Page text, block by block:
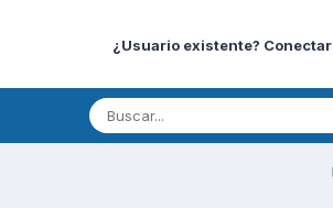
¿Usuario existente? Conectar